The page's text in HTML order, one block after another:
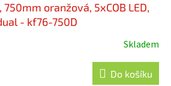
750mm oranžová, 5xCOB LED,
- kf76-750D
Skladem
Do košíku